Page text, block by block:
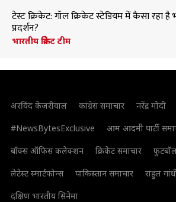
टेस्ट क्रिकेट: गॉल क्रिकेट स्टेडियम में कैसा रहा है
प्रदर्शन?
भारतीय क्रिकेट टीम
अरविंद केजरीवाल कांग्रेस समाचार नरेंद्र मोदी
#NewsBytesExclusive
आम आदमी पार्टी
बॉक्स ऑफिस कलेक्शन
क्रिकेट समाचार
लेटेस्ट स्मार्टफोन्स
पाकिस्तान समाचार राहुल
दक्षिण भारतीय सिनेमा